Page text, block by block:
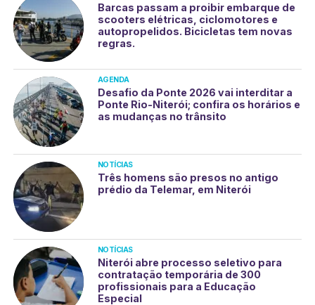
Barcas passam a proibir embarque de
scooters elétricas, ciclomotores e
autopropelidos. Bicicletas tem novas
regras.
AGENDA
Desafio da Ponte 2026 vai interditar a
Ponte Rio-Niterói; confira os horários e
as mudanças no trânsito
NOTÍCIAS
Três homens são presos no antigo
prédio da Telemar, em Niterói
NOTÍCIAS
Niterói abre processo seletivo para
contratação temporária de 300
profissionais para a Educação
Especial